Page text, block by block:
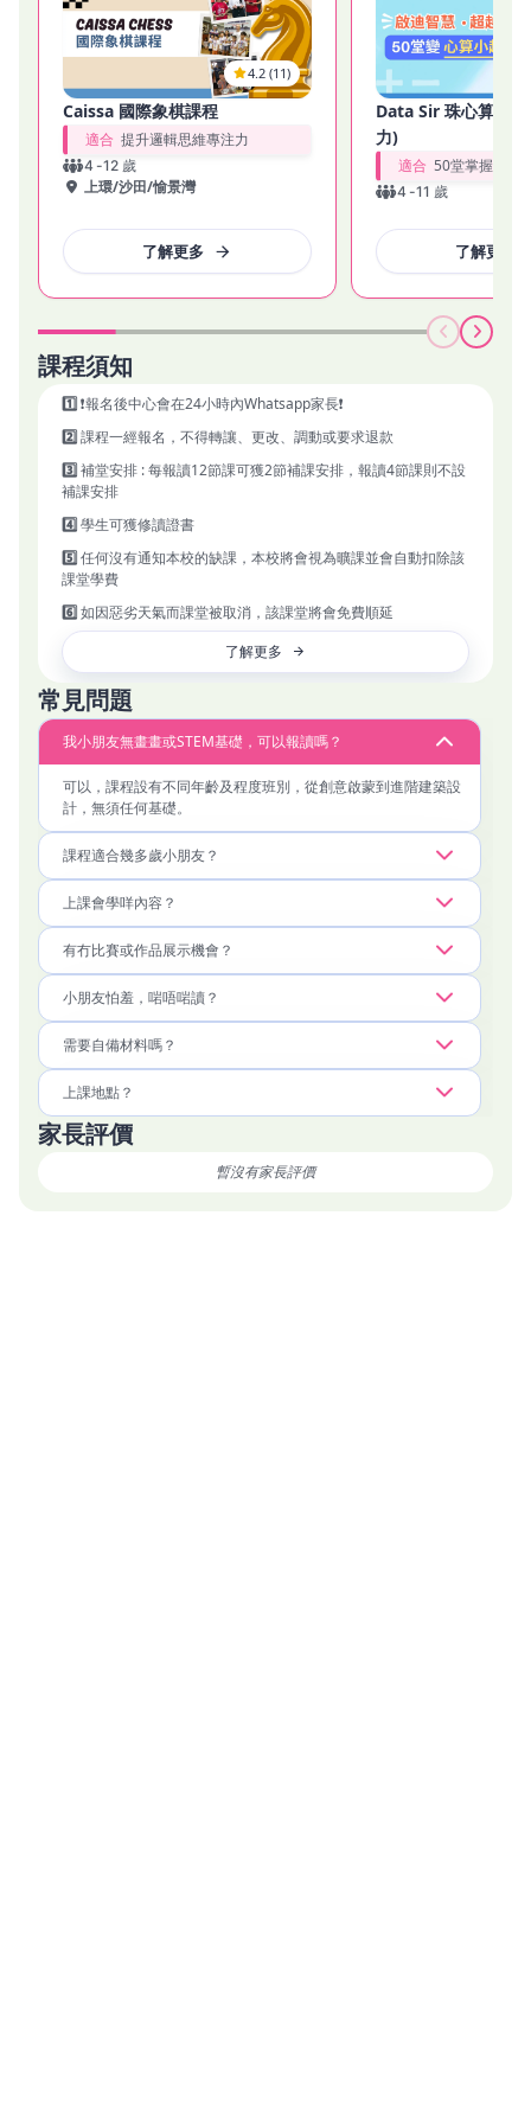
分齡課程內容：
2–4 歲｜幼兒建築師 (Toddler Architect)
透過有趣的建築主題活動，啟發 創造力與好奇心，同時訓練 小
肌肉協調與認知能力，在分組活動中學習與其他小朋友互動與溝
通。
4–6 歲｜探索者 (Explorer)
引導小朋友認識 建築的基礎概念與日常應用，發展對空間結構的
理解，透過感官探索，激發 解難能力與創意思維，為日後學習奠
7–12 歲｜創造者與研究者 (Creator)
學習 進階的結構設計與模型製作技巧，結合 STEAM 知識，發展
行空的想法變為可行作品。
3–18 歲｜建築學生 (Architectural Student)
接觸 專業級建築學理論與設計思維，深入了解建築與城市規劃，
學習如何以創新及以人為本的方式解決真實問題，進行職業探索
與生涯規劃，為未來升學及事業做好準備。
為什麼選擇 Muses Education？
- 由香港建築師及教育專業團隊設計，內容嚴謹實用
- 結合理論與實作，從模型到 3D 繪圖，讓小朋友學以致用
- 培養以人為本的設計思維，啟發未來社會建設者與領袖
4.2 (11)
Caissa 國際象棋課程
適合 提升邏輯思維專注力
4-12 歲
上環/沙田/愉景灣
了解更多
Data Sir 珠心算 (強
力)
適合 50堂掌握雙位
4-11 歲
了解更多
課程須知
1️⃣❗報名後中心會在24小時內Whatsapp家長❗
2️⃣課程一經報名，不得轉讓、更改、調動或要求退款
3️⃣補堂安排 : 每報讀12節課可獲2節補課安排，報讀4節課則不設
補課安排
4️⃣學生可獲修讀證書
5️⃣任何沒有通知本校的缺課，本校將會視為曠課並會自動扣除該
課堂學費
6️⃣如因惡劣天氣而課堂被取消，該課堂將會免費順延
了解更多
常見問題
我小朋友無畫畫或STEM基礎，可以報讀嗎？
可以，課程設有不同年齡及程度班別，從創意啟蒙到進階建築設
計，無須任何基礎。
課程適合幾多歲小朋友？
上課會學咩內容？
有冇比賽或作品展示機會？
小朋友怕羞，啱唔啱讀？
需要自備材料嗎？
上課地點？
家長評價
暫沒有家長評價